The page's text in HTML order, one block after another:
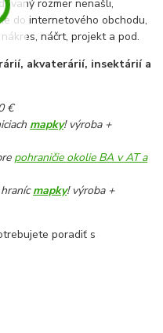
rozmer nenašli,
do internetového obchodu,
náčrt, projekt a pod.
akvaterárií, insektárií a
€
mapky! výroba +
pohraničie okolie BA v AT a
mapky! výroba +
poradiť s